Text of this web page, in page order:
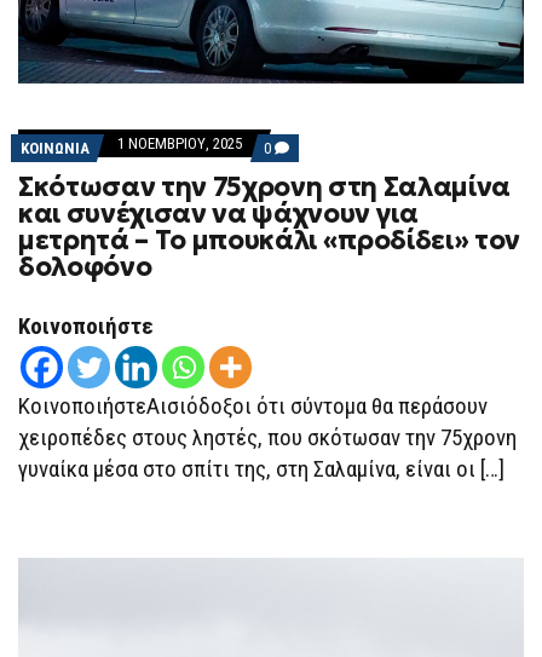
ΚΟΙΝΩΝΙΑ 1 ΝΟΕΜΒΡΊΟΥ, 2025 0 COMMENTS
ON
ΣΚΌΤΩΣΑΝ
ΤΗΝ
75ΧΡΟΝΗ
ΣΤΗ
ΣΑΛΑΜΊΝΑ
ΤΟ
ΜΠΟΥΚΆΛΙ
«ΠΡΟΔΊΔΕΙ»
ΔΟΛΟΦΌΝΟ
Σκότωσαν την 75χρονη στη Σαλαμίνα
και συνέχισαν να ψάχνουν για
μετρητά – Το μπουκάλι «προδίδει» τον
δολοφόνο
Κοινοποιήστε
ΚοινοποιήστεΑισιόδοξοι ότι σύντομα θα περάσουν
χειροπέδες στους ληστές, που σκότωσαν την 75χρονη
γυναίκα μέσα στο σπίτι της, στη Σαλαμίνα, είναι οι […]